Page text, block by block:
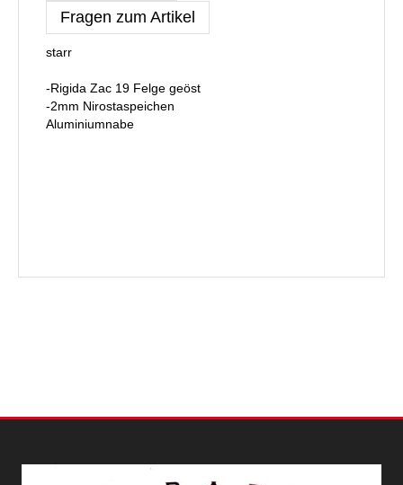
Fragen zum Artikel
starr
-Rigida Zac 19 Felge geöst
-2mm Nirostaspeichen
Aluminiumnabe